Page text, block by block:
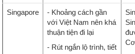
Singapore
- Khoảng cách gần
với Việt Nam nên khá
thuận tiện đi lại
- Rút ngắn lộ trình, tiết